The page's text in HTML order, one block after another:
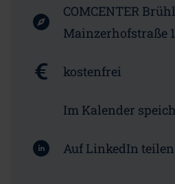
COMCENTER
Mainzerhofstraße
kostenfrei
Im Kalender
Auf LinkedIn teilen